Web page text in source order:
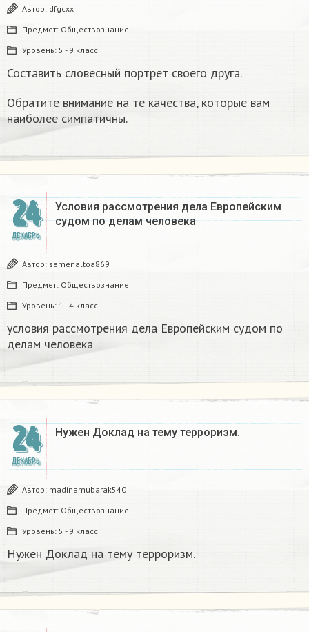
Автор: dfgcxx
Предмет: Обществознание
Уровень: 5 - 9 класс
Составить словесный портрет своего друга.
Обратите внимание на те качества, которые вам
наиболее симпатичны.
24
ДЕКАБРЬ
Условия рассмотрения дела Европейским
судом по делам человека
Автор: semenaltoa869
Предмет: Обществознание
Уровень: 1 - 4 класс
условия рассмотрения дела Европейским судом по
делам человека
24
ДЕКАБРЬ
Нужен Доклад на тему терроризм.
Автор: madinamubarak540
Предмет: Обществознание
Уровень: 5 - 9 класс
Нужен Доклад на тему терроризм.